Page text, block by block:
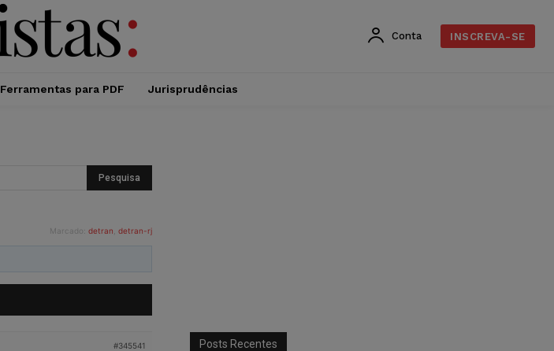
Conta INSCREVA-SE
Ferramentas para PDF Jurisprudências
Marcado: detran detran-rj
#345541 Posts Recentes